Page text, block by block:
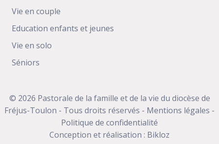
Vie en couple
Education enfants et jeunes
Vie en solo
Séniors
© 2026 Pastorale de la famille et de la vie du diocèse de
Fréjus-Toulon - Tous droits réservés - Mentions légales -
Politique de confidentialité
Conception et réalisation : Bikloz